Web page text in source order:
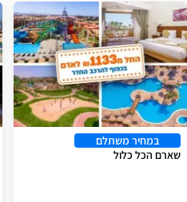
תוצאות
במחיר משתלם
שארם הכל כלול